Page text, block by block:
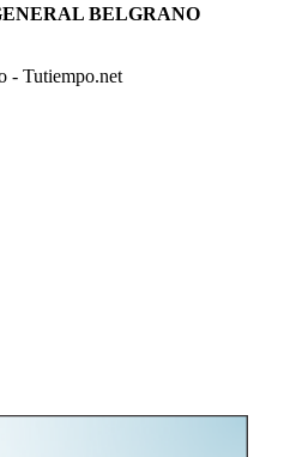
BELGRANO
- Tutiempo.net